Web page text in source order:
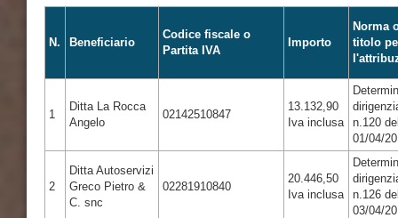
N. Beneficiario
Codice fiscale o
Partita IVA
Importo
Norma
titolo
1
Ditta La Rocca
Angelo
02142510847
13.132,90
Iva inclusa
n.120
01/04/
2
Ditta Autoservizi
Greco Pietro &
C. snc
02281910840
20.446,50
Iva inclusa
n.126
03/04/